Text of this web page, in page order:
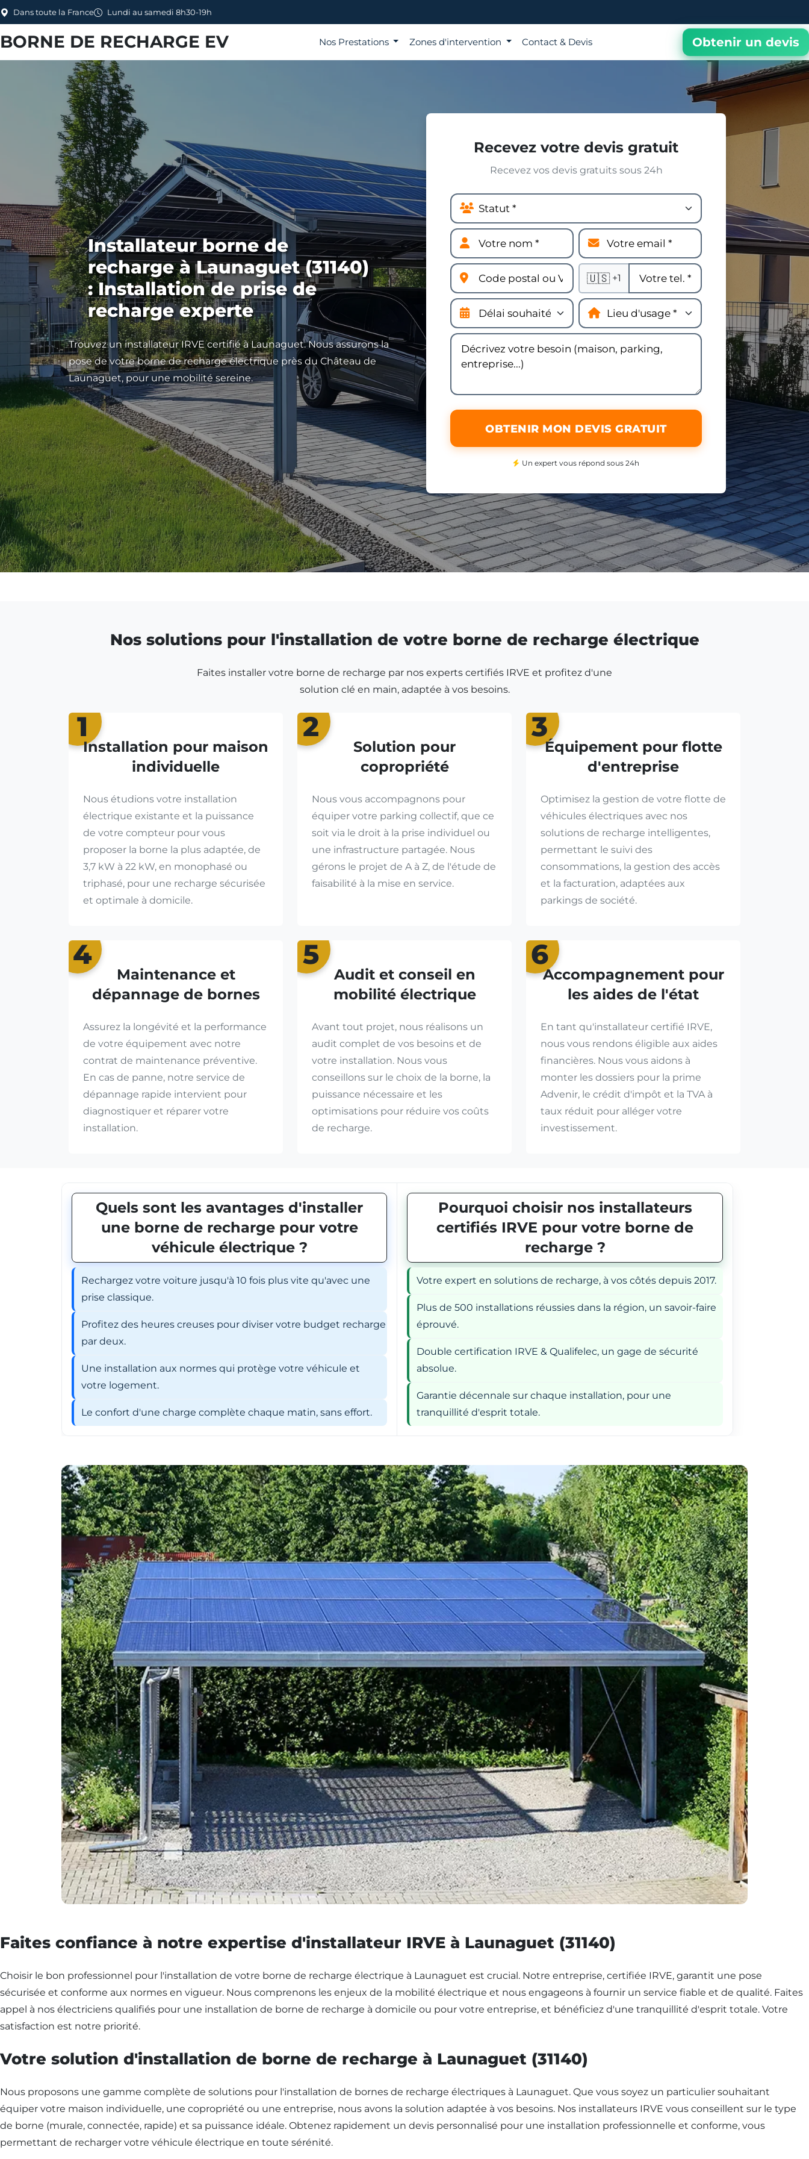
Dans toute la France Lundi au samedi 8h30-19h
BORNE DE RECHARGE EV Nos Prestations Zones d'intervention Contact & Devis Obtenir un devis
Installateur borne de
recharge à Launaguet (31140)
: Installation de prise de
recharge experte
Trouvez un installateur IRVE certifié à Launaguet. Nous assurons la
pose de votre borne de recharge électrique près du Château de
Launaguet, pour une mobilité sereine.
Recevez votre devis gratuit
Recevez vos devis gratuits sous 24h
🇺🇸 +1
OBTENIR MON DEVIS GRATUIT
Un expert vous répond sous 24h
Nos solutions pour l'installation de votre borne de recharge électrique
Faites installer votre borne de recharge par nos experts certifiés IRVE et profitez d'une
solution clé en main, adaptée à vos besoins.
1
Installation pour maison
individuelle
Nous étudions votre installation
électrique existante et la puissance
de votre compteur pour vous
proposer la borne la plus adaptée, de
3,7 kW à 22 kW, en monophasé ou
triphasé, pour une recharge sécurisée
et optimale à domicile.
2
Solution pour
copropriété
Nous vous accompagnons pour
équiper votre parking collectif, que ce
soit via le droit à la prise individuel ou
une infrastructure partagée. Nous
gérons le projet de A à Z, de l'étude de
faisabilité à la mise en service.
3
Équipement pour flotte
d'entreprise
Optimisez la gestion de votre flotte de
véhicules électriques avec nos
solutions de recharge intelligentes,
permettant le suivi des
consommations, la gestion des accès
et la facturation, adaptées aux
parkings de société.
4
Maintenance et
dépannage de bornes
Assurez la longévité et la performance
de votre équipement avec notre
contrat de maintenance préventive.
En cas de panne, notre service de
dépannage rapide intervient pour
diagnostiquer et réparer votre
installation.
5
Audit et conseil en
mobilité électrique
Avant tout projet, nous réalisons un
audit complet de vos besoins et de
votre installation. Nous vous
conseillons sur le choix de la borne, la
puissance nécessaire et les
optimisations pour réduire vos coûts
de recharge.
6
Accompagnement pour
les aides de l'état
En tant qu'installateur certifié IRVE,
nous vous rendons éligible aux aides
financières. Nous vous aidons à
monter les dossiers pour la prime
Advenir, le crédit d'impôt et la TVA à
taux réduit pour alléger votre
investissement.
Quels sont les avantages d'installer
une borne de recharge pour votre
véhicule électrique ?
Rechargez votre voiture jusqu'à 10 fois plus vite qu'avec une
prise classique.
Profitez des heures creuses pour diviser votre budget recharge
par deux.
Une installation aux normes qui protège votre véhicule et
votre logement.
Le confort d'une charge complète chaque matin, sans effort.
Pourquoi choisir nos installateurs
certifiés IRVE pour votre borne de
recharge ?
Votre expert en solutions de recharge, à vos côtés depuis 2017.
Plus de 500 installations réussies dans la région, un savoir-faire
éprouvé.
Double certification IRVE & Qualifelec, un gage de sécurité
absolue.
Garantie décennale sur chaque installation, pour une
tranquillité d'esprit totale.
Faites confiance à notre expertise d'installateur IRVE à Launaguet (31140)
Choisir le bon professionnel pour l'installation de votre borne de recharge électrique à Launaguet est crucial. Notre entreprise, certifiée IRVE, garantit une pose
sécurisée et conforme aux normes en vigueur. Nous comprenons les enjeux de la mobilité électrique et nous engageons à fournir un service fiable et de qualité. Faites
appel à nos électriciens qualifiés pour une installation de borne de recharge à domicile ou pour votre entreprise, et bénéficiez d'une tranquillité d'esprit totale. Votre
satisfaction est notre priorité.
Votre solution d'installation de borne de recharge à Launaguet (31140)
Nous proposons une gamme complète de solutions pour l'installation de bornes de recharge électriques à Launaguet. Que vous soyez un particulier souhaitant
équiper votre maison individuelle, une copropriété ou une entreprise, nous avons la solution adaptée à vos besoins. Nos installateurs IRVE vous conseillent sur le type
de borne (murale, connectée, rapide) et sa puissance idéale. Obtenez rapidement un devis personnalisé pour une installation professionnelle et conforme, vous
permettant de recharger votre véhicule électrique en toute sérénité.